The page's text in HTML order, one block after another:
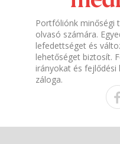
Portfóliónk minőségi
olvasó számára.
lefedettséget és
lehetőséget biztosít.
irányokat és fejlődési
záloga.